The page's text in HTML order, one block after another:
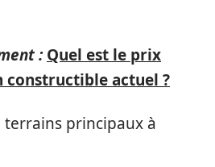
: Quel est le prix
actuel ?
terrains principaux à